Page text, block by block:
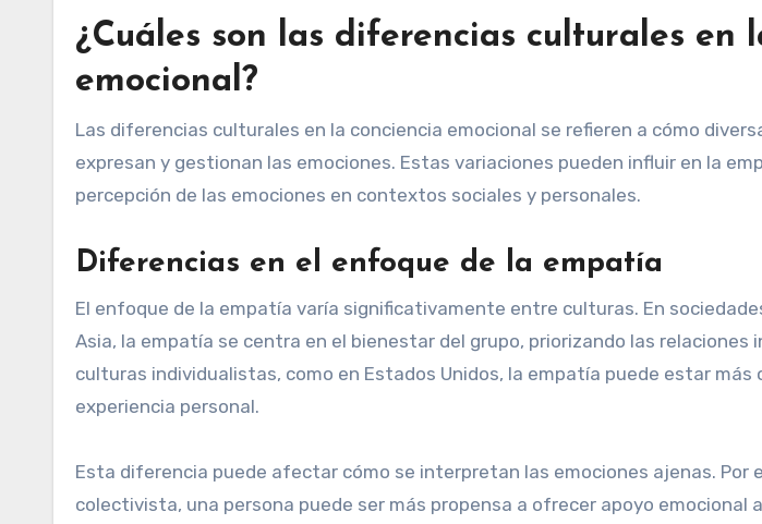
¿Cuáles son las diferencias culturales en
emocional?
Las diferencias culturales en la conciencia emocional se refieren a cómo
expresan y gestionan las emociones. Estas variaciones pueden influir en la
percepción de las emociones en contextos sociales y personales.
Diferencias en el enfoque de la empatía
El enfoque de la empatía varía significativamente entre culturas. En
Asia, la empatía se centra en el bienestar del grupo, priorizando las relaciones
culturas individualistas, como en Estados Unidos, la empatía puede estar más
experiencia personal.
Esta diferencia puede afectar cómo se interpretan las emociones ajenas. Por
colectivista, una persona puede ser más propensa a ofrecer apoyo emocional